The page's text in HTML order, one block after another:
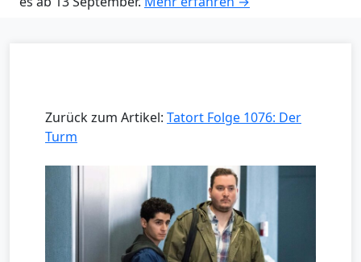
Zurück zum Artikel: Tatort Folge 1076: Der
Turm